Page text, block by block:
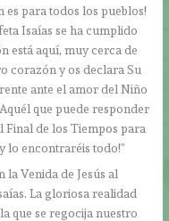
es para todos los pueblos!
Isaías se ha cumplido
está aquí, muy cerca de
corazón y os declara Su
ante el amor del Niño
que puede responder
Final de los Tiempos para
lo encontraréis todo!”
la Venida de Jesús al
La gloriosa realidad
que se regocija nuestro